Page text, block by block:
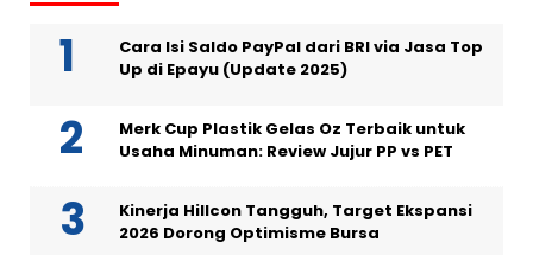
Cara Isi Saldo PayPal dari BRI via Jasa Top
Up di Epayu (Update 2025)
Merk Cup Plastik Gelas Oz Terbaik untuk
Usaha Minuman: Review Jujur PP vs PET
Kinerja Hillcon Tangguh, Target Ekspansi
2026 Dorong Optimisme Bursa